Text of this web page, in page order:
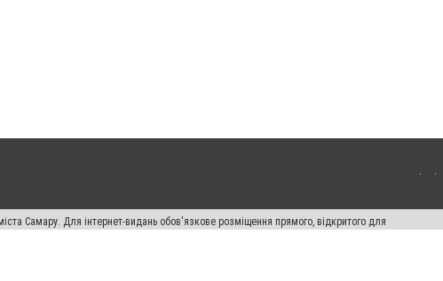
Самару. Для інтернет-видань обов'язкове розміщення прямого, відкритого для